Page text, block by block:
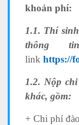
khoản phí:
1.1. Thí
thông
link https://
1.2. Nộp
khác, gồm:
+ Chi phí